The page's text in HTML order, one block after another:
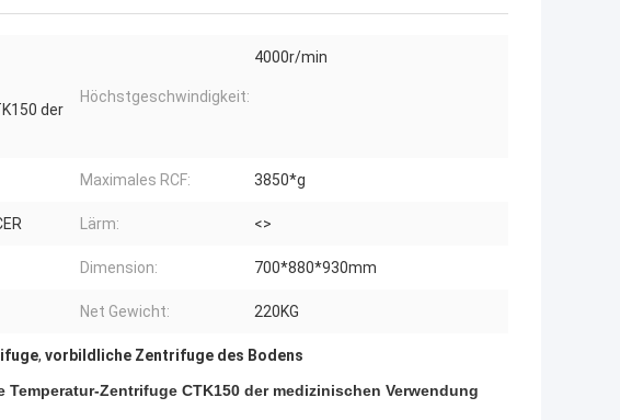
der
Höchstgeschwindigkeit:
4000r/min
Maximales RCF: 3850*g
Lärm: <>
Dimension: 700*880*930mm
Net Gewicht: 220KG
, vorbildliche Zentrifuge des Bodens
Zentrifuge CTK150 der medizinischen Verwendung